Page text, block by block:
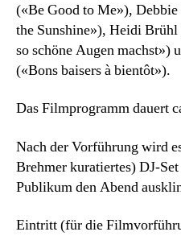
(«Be Good to Me»),
the Sunshine»), Heidi
so schöne Augen
(«Bons baisers à bientôt»).
Das Filmprogramm dauert
Nach der Vorführung wird
Brehmer kuratiertes) DJ-
Publikum den Abend
Eintritt (für die